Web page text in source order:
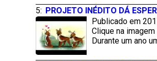
5: PROJETO INÉDITO DÁ
Publicado em
Clique na
Durante um ano